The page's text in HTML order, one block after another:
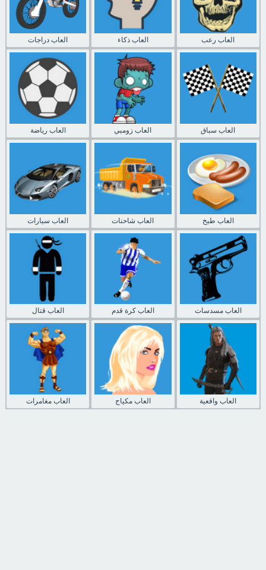
العاب دراجات العاب ذكاء العاب رعب
العاب رياضة العاب زومبي العاب سباق
العاب سيارات العاب شاحنات العاب طبخ
العاب قتال العاب كرة قدم العاب مسدسات
العاب مغامرات العاب مكياج العاب واقعية